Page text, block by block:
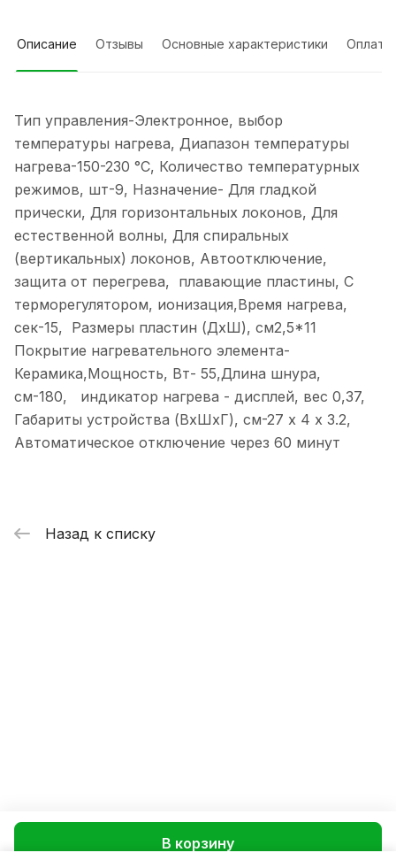
В корзину
Описание Отзывы Основные характеристики Оплата
Тип управления-Электронное, выбор
температуры нагрева, Диапазон температуры
нагрева-150-230 °С, Количество температурных
режимов, шт-9, Назначение- Для гладкой
прически, Для горизонтальных локонов, Для
естественной волны, Для спиральных
(вертикальных) локонов, Автоотключение,
защита от перегрева, плавающие пластины, С
терморегулятором, ионизация,Время нагрева,
сек-15, Размеры пластин (ДхШ), см2,5*11
Покрытие нагревательного элемента-
Керамика,Мощность, Вт- 55,Длина шнура,
см-180, индикатор нагрева - дисплей, вес 0,37,
Габариты устройства (ВхШхГ), см-27 х 4 х 3.2,
Автоматическое отключение через 60 минут
Назад к списку